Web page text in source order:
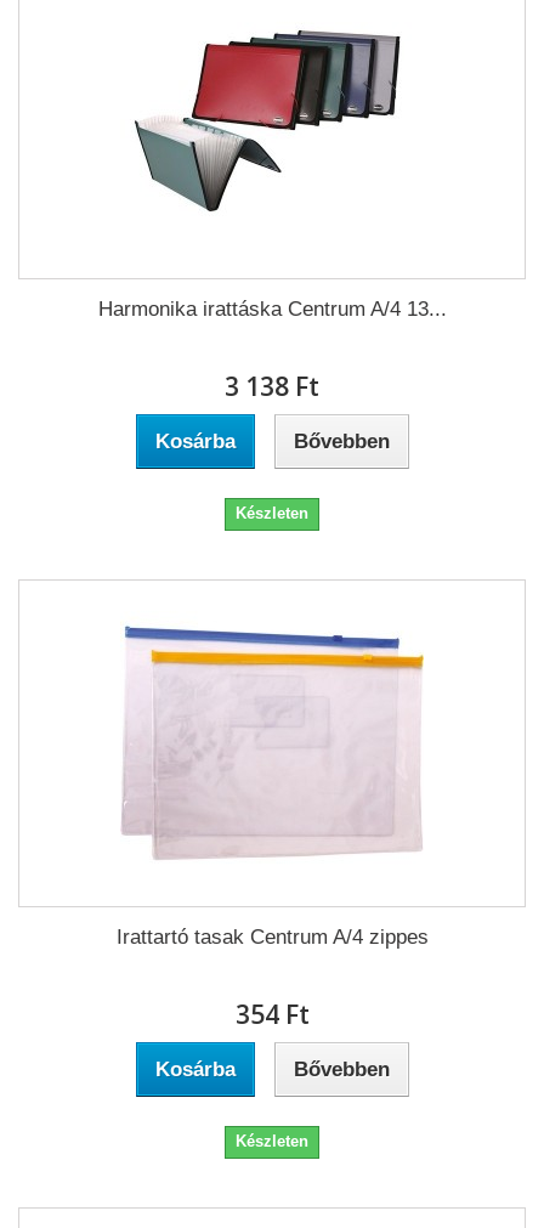
Harmonika irattáska Centrum A/4 13...
3 138 Ft‎
Kosárba Bővebben
Készleten
Irattartó tasak Centrum A/4 zippes
354 Ft‎
Kosárba Bővebben
Készleten